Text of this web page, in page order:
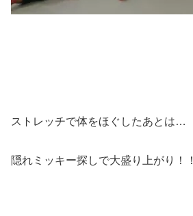
ストレッチで体をほぐしたあとは…
隠れミッキー探しで大盛り上がり！！